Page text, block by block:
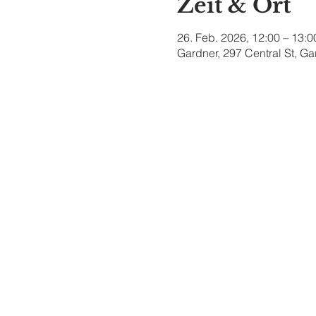
Zeit & Ort
26. Feb. 2026, 12:00 –
Gardner, 297 Central St,